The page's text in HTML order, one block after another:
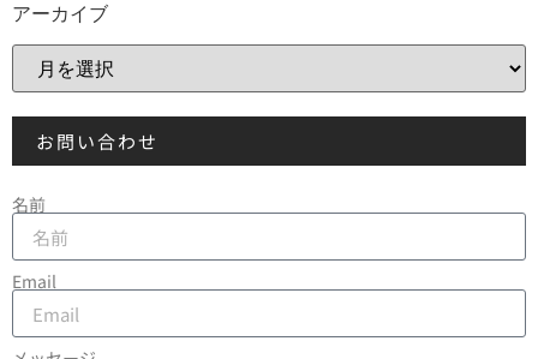
アーカイブ
お問い合わせ
名前
Email